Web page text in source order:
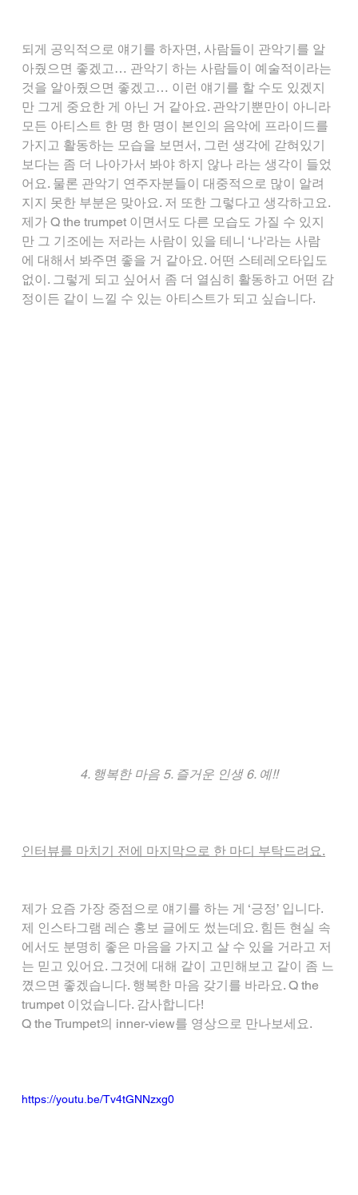
되게 공익적으로 얘기를 하자면, 사람들이 관악기를 알
아줬으면 좋겠고… 관악기 하는 사람들이 예술적이라는
것을 알아줬으면 좋겠고… 이런 얘기를 할 수도 있겠지
만 그게 중요한 게 아닌 거 같아요. 관악기뿐만이 아니라
모든 아티스트 한 명 한 명이 본인의 음악에 프라이드를
가지고 활동하는 모습을 보면서, 그런 생각에 갇혀있기
보다는 좀 더 나아가서 봐야 하지 않나 라는 생각이 들었
어요. 물론 관악기 연주자분들이 대중적으로 많이 알려
지지 못한 부분은 맞아요. 저 또한 그렇다고 생각하고요.
제가 Q the trumpet 이면서도 다른 모습도 가질 수 있지
만 그 기조에는 저라는 사람이 있을 테니 ‘나'라는 사람
에 대해서 봐주면 좋을 거 같아요. 어떤 스테레오타입도
없이. 그렇게 되고 싶어서 좀 더 열심히 활동하고 어떤 감
정이든 같이 느낄 수 있는 아티스트가 되고 싶습니다.
4. 행복한 마음 5. 즐거운 인생 6. 예!!
인터뷰를 마치기 전에 마지막으로 한 마디 부탁드려요.
제가 요즘 가장 중점으로 얘기를 하는 게 ‘긍정’ 입니다.
제 인스타그램 레슨 홍보 글에도 썼는데요. 힘든 현실 속
에서도 분명히 좋은 마음을 가지고 살 수 있을 거라고 저
는 믿고 있어요. 그것에 대해 같이 고민해보고 같이 좀 느
꼈으면 좋겠습니다. 행복한 마음 갖기를 바라요. Q the
trumpet 이었습니다. 감사합니다!
Q the Trumpet의 inner-view를 영상으로 만나보세요.
https://youtu.be/Tv4tGNNzxg0